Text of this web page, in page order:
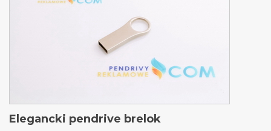
Elegancki pendrive brelok